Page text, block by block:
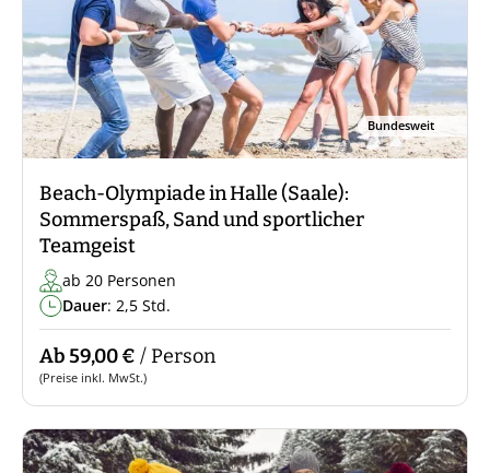
Bundesweit
Beach-Olympiade in Halle (Saale):
Sommerspaß, Sand und sportlicher
Teamgeist
ab 20 Personen
Dauer: 2,5 Std.
Ab 59,00 € / Person
(Preise inkl. MwSt.)